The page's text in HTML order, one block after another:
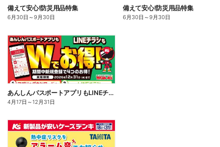
備えて安心!防災用品特集
6月30日 ～9月30日
備えて安心!防災用品特集
6月30日 ～9月30日
あんしんパスポートアプリもLINEチラシもWでお得!
4月17日 ～12月31日